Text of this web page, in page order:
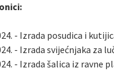
- Izrada posudica i
- Izrada svijećnjaka za
- Izrada šalica iz